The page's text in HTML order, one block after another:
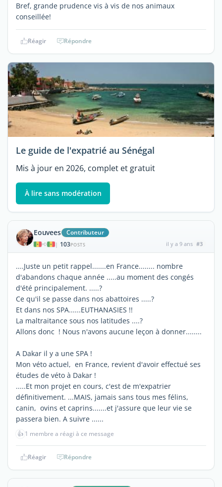
Bref, grande prudence vis à vis de nos animaux
conseillée!
Réagir Répondre
Le guide de l'expatrié au Sénégal
Mis à jour en 2026, complet et gratuit
À lire sans modération
Eouvees Contributeur
| 103POSTS il y a 9 ans #3
....Juste un petit rappel.......en France........ nombre
d'abandons chaque année .....au moment des congés
d'été principalement. .....?
Ce qu'il se passe dans nos abattoires .....?
Et dans nos SPA......EUTHANASIES !!
La maltraitance sous nos latitudes ....?
Allons donc ! Nous n'avons aucune leçon à donner........
A Dakar il y a une SPA !
Mon véto actuel, en France, revient d'avoir effectué ses
études de véto à Dakar !
.....Et mon projet en cours, c'est de m'expatrier
définitivement. ...MAIS, jamais sans tous mes félins,
canin, ovins et caprins.......et j'assure que leur vie se
passera bien. A suivre ......
👍 1 membre a réagi à ce message
Réagir Répondre